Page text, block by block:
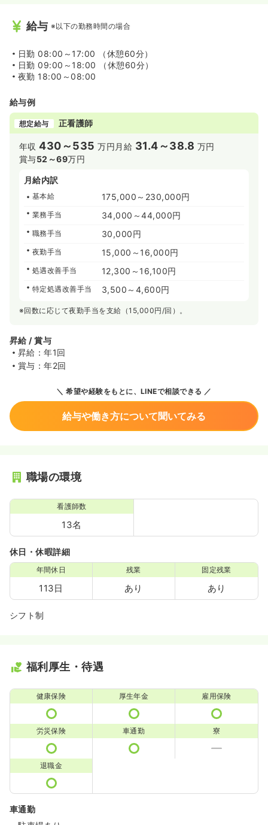
給与 ※以下の勤務時間の場合
日勤 08:00～17:00 （休憩60分）
日勤 09:00～18:00 （休憩60分）
夜勤 18:00～08:00
給与例
想定給与 正看護師
年収430～535 万円 月給 31.4～38.8 万円
賞与52～69万円
月給内訳
基本給 175,000～230,000円
業務手当 34,000～44,000円
職務手当 30,000円
夜勤手当 15,000～16,000円
処遇改善手当 12,300～16,100円
特定処遇改善手当 3,500～4,600円
※回数に応じて夜勤手当を支給（15,000円/回）。
昇給 / 賞与
昇給：年1回
賞与：年2回
希望や経験をもとに、LINEで相談できる
給与や働き方について聞いてみる
職場の環境
看護師数
13名
休日・休暇詳細
年間休日
113日
残業
あり
固定残業
あり
シフト制
福利厚生・待遇
健康保険 厚生年金 雇用保険
労災保険 車通勤 寮
退職金
車通勤